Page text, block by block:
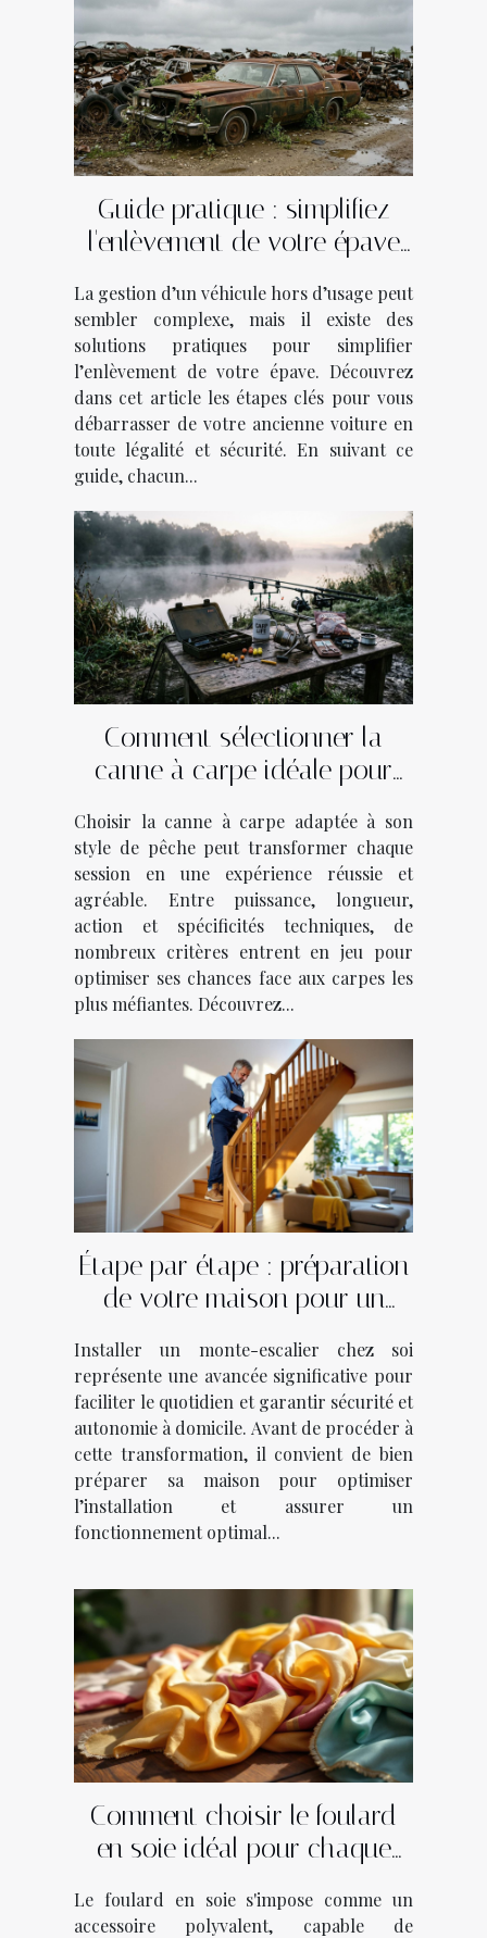
Guide pratique : simplifiez
l'enlèvement de votre épave
La gestion d’un véhicule hors d’usage peut
sembler complexe, mais il existe des
solutions pratiques pour simplifier
l’enlèvement de votre épave. Découvrez
dans cet article les étapes clés pour vous
débarrasser de votre ancienne voiture en
toute légalité et sécurité. En suivant ce
guide, chacun...
Comment sélectionner la
canne à carpe idéale pour
Choisir la canne à carpe adaptée à son
style de pêche peut transformer chaque
session en une expérience réussie et
agréable. Entre puissance, longueur,
action et spécificités techniques, de
nombreux critères entrent en jeu pour
optimiser ses chances face aux carpes les
plus méfiantes. Découvrez...
Étape par étape : préparation
de votre maison pour un
Installer un monte-escalier chez soi
représente une avancée significative pour
faciliter le quotidien et garantir sécurité et
autonomie à domicile. Avant de procéder à
cette transformation, il convient de bien
préparer sa maison pour optimiser
l’installation et assurer un
fonctionnement optimal...
Comment choisir le foulard
en soie idéal pour chaque
Le foulard en soie s'impose comme un
accessoire polyvalent, capable de